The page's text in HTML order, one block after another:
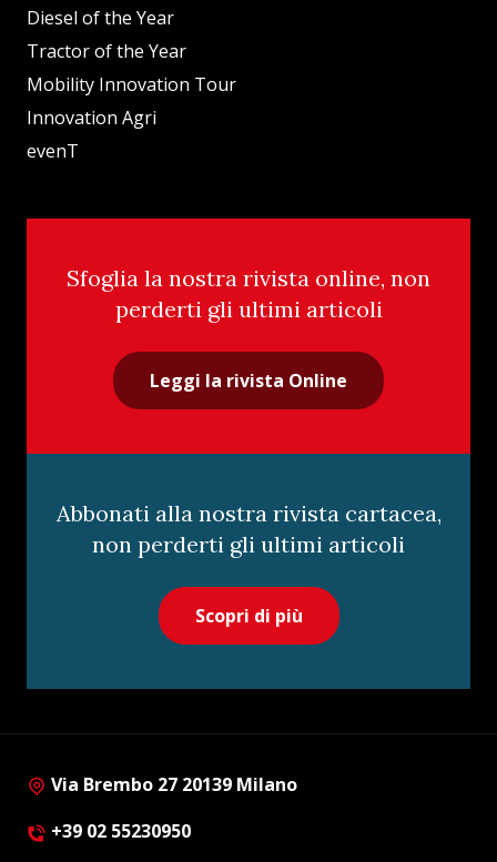
Diesel of the Year
Tractor of the Year
Mobility Innovation Tour
Innovation Agri
evenT
Sfoglia la nostra rivista online, non
perderti gli ultimi articoli
Leggi la rivista Online
Abbonati alla nostra rivista cartacea,
non perderti gli ultimi articoli
Scopri di più
Via Brembo 27 20139 Milano
+39 02 55230950